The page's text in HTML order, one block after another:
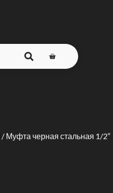
/ Муфта черная стальная 1/2″